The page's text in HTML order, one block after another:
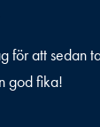
för att sedan
god fika!